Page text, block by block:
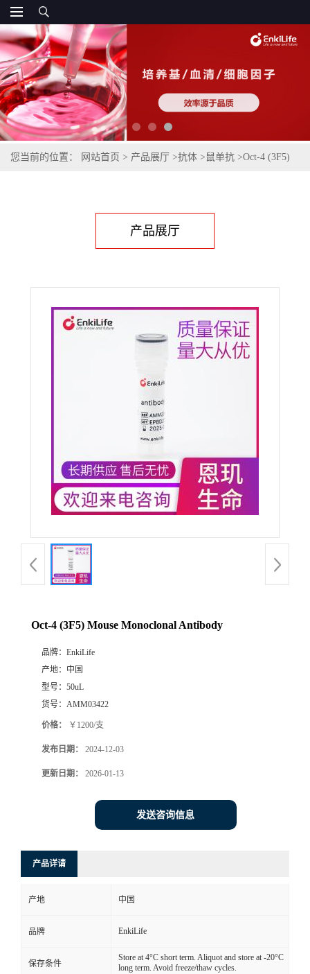
您当前的位置： 网站首页 > 产品展厅 >抗体 > 鼠单抗 >Oct-4 (3F5)
产品展厅
Oct-4 (3F5) Mouse Monoclonal Antibody
品牌： EnkiLife
产地： 中国
型号： 50uL
货号： AMM03422
价格： ￥1200/支
发布日期： 2024-12-03
更新日期： 2026-01-13
发送咨询信息
产品详请
产地 中国
品牌 EnkiLife
保存条件
Store at 4°C short term. Aliquot and store at -20°C
long term. Avoid freeze/thaw cycles.